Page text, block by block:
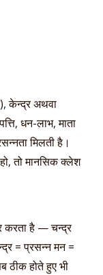
केन्द्र अथवा
धन-लाभ, माता
मिलती है।
तो मानसिक क्लेश
करता है — चन्द्र
= प्रसन्न मन =
ठीक होते हुए भी